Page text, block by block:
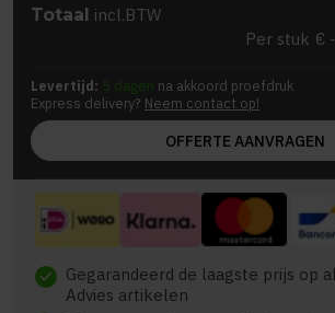
Totaal incl.BTW
Per stuk €
Levertijd: 5 dagen na akkoord proefdruk
Express delivery? Neem contact op!
OFFERTE AANVRAGEN
check Gegarandeerd de laagste prijs op
Advies artikelen